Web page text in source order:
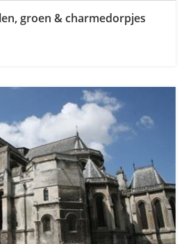
groen & charmedorpjes